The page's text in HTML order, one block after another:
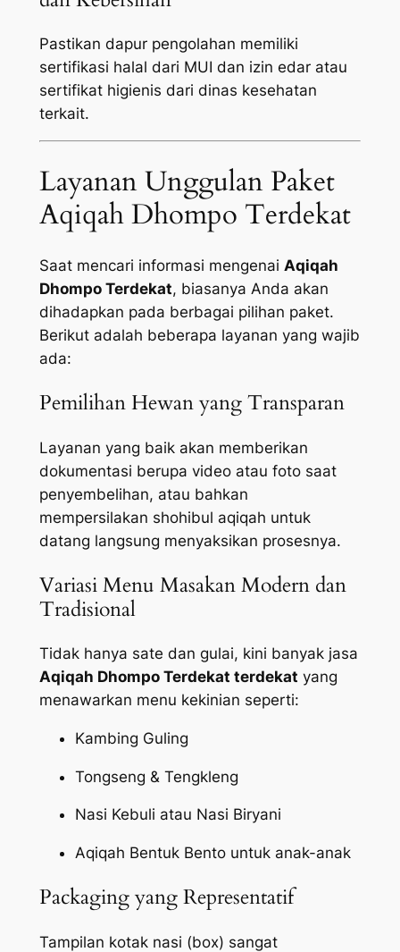
Pastikan dapur pengolahan memiliki
sertifikasi halal dari MUI dan izin edar atau
sertifikat higienis dari dinas kesehatan
terkait.
Layanan Unggulan Paket
Aqiqah Dhompo Terdekat
Saat mencari informasi mengenai Aqiqah
Dhompo Terdekat, biasanya Anda akan
dihadapkan pada berbagai pilihan paket.
Berikut adalah beberapa layanan yang wajib
ada:
Pemilihan Hewan yang Transparan
Layanan yang baik akan memberikan
dokumentasi berupa video atau foto saat
penyembelihan, atau bahkan
mempersilakan shohibul aqiqah untuk
datang langsung menyaksikan prosesnya.
Variasi Menu Masakan Modern dan
Tradisional
Tidak hanya sate dan gulai, kini banyak jasa
Aqiqah Dhompo Terdekat terdekat yang
menawarkan menu kekinian seperti:
Kambing Guling
Tongseng & Tengkleng
Nasi Kebuli atau Nasi Biryani
Aqiqah Bentuk Bento untuk anak-anak
Packaging yang Representatif
Tampilan kotak nasi (box) sangat